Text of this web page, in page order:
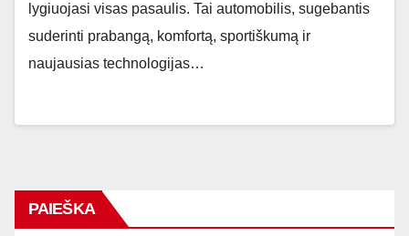
lygiuojasi visas pasaulis. Tai automobilis, sugebantis
suderinti prabangą, komfortą, sportiškumą ir
naujausias technologijas…
PAIEŠKA